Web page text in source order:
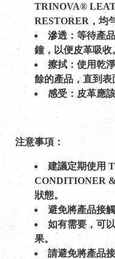
TRINOVA®
RESTORER，均
滲透：等待產
鐘，以便皮革吸收
擦拭：使用乾
餘的產品，直到表
感受：皮革應
注意事項：
建議定期使用
CONDITIONER
狀態。
避免將產品接
如有需要，可
果。
請避免將產品